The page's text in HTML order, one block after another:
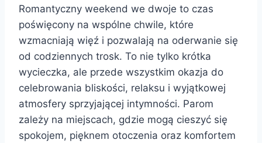
Romantyczny weekend we dwoje to czas
poświęcony na wspólne chwile, które
wzmacniają więź i pozwalają na oderwanie się
od codziennych trosk. To nie tylko krótka
wycieczka, ale przede wszystkim okazja do
celebrowania bliskości, relaksu i wyjątkowej
atmosfery sprzyjającej intymności. Parom
zależy na miejscach, gdzie mogą cieszyć się
spokojem, pięknem otoczenia oraz komfortem